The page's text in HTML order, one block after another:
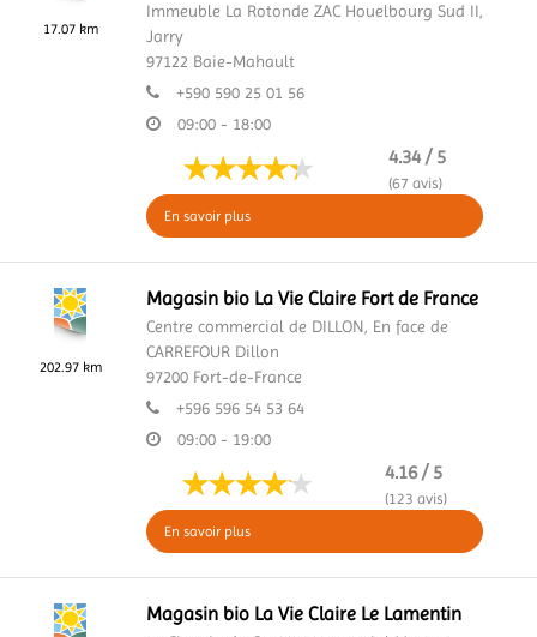
17.07 km
Immeuble La Rotonde ZAC Houelbourg Sud II,
Jarry
97122 Baie-Mahault
+590 590 25 01 56
09:00 - 18:00
4.34 / 5
(67 avis)
En savoir plus
202.97 km
Magasin bio La Vie Claire Fort de France
Centre commercial de DILLON, En face de
CARREFOUR Dillon
97200 Fort-de-France
+596 596 54 53 64
09:00 - 19:00
4.16 / 5
(123 avis)
En savoir plus
Magasin bio La Vie Claire Le Lamentin